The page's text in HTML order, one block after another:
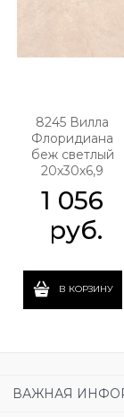
8245 Вилла
Флоридиана
беж светлый
20х30х6,9
1 056
руб.
В КОРЗИНУ
ВАЖНАЯ